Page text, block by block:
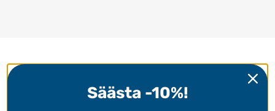
Inspiratsiooniks
Säästa -10%!